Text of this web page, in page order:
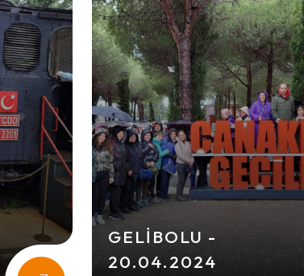
GELIBOLU -
20.04.2024